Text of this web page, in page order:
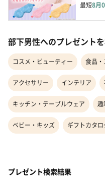
最短8月
部下男性へのプレゼント
コスメ・ビューティー 食品・
アクセサリー インテリア
キッチン・テーブルウェア 趣
ベビー・キッズ ギフトカタロ
プレゼント検索結果